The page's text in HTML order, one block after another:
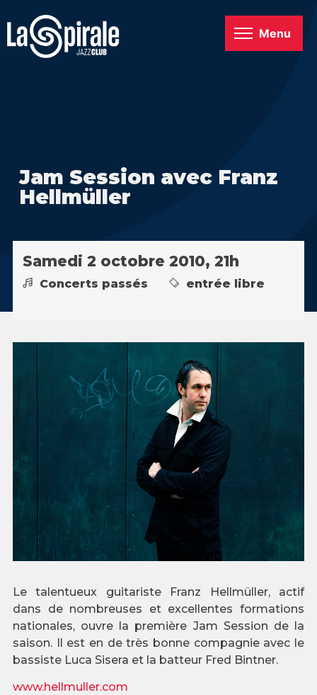
Menu
Jam Session avec Franz
Hellmüller
Samedi 2 octobre 2010, 21h
Concerts passés entrée libre
Le talentueux guitariste Franz Hellmüller, actif
dans de nombreuses et excellentes formations
nationales, ouvre la première Jam Session de la
saison. Il est en de très bonne compagnie avec le
bassiste Luca Sisera et la batteur Fred Bintner.
www.hellmuller.com